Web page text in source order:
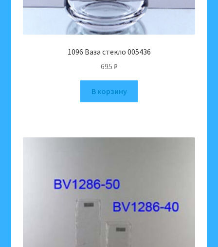
1096 Ваза стекло 005436
695 ₽
В корзину